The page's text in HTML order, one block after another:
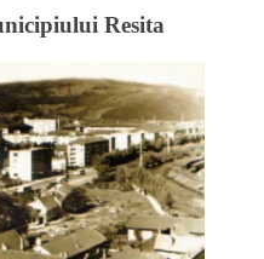
Resita